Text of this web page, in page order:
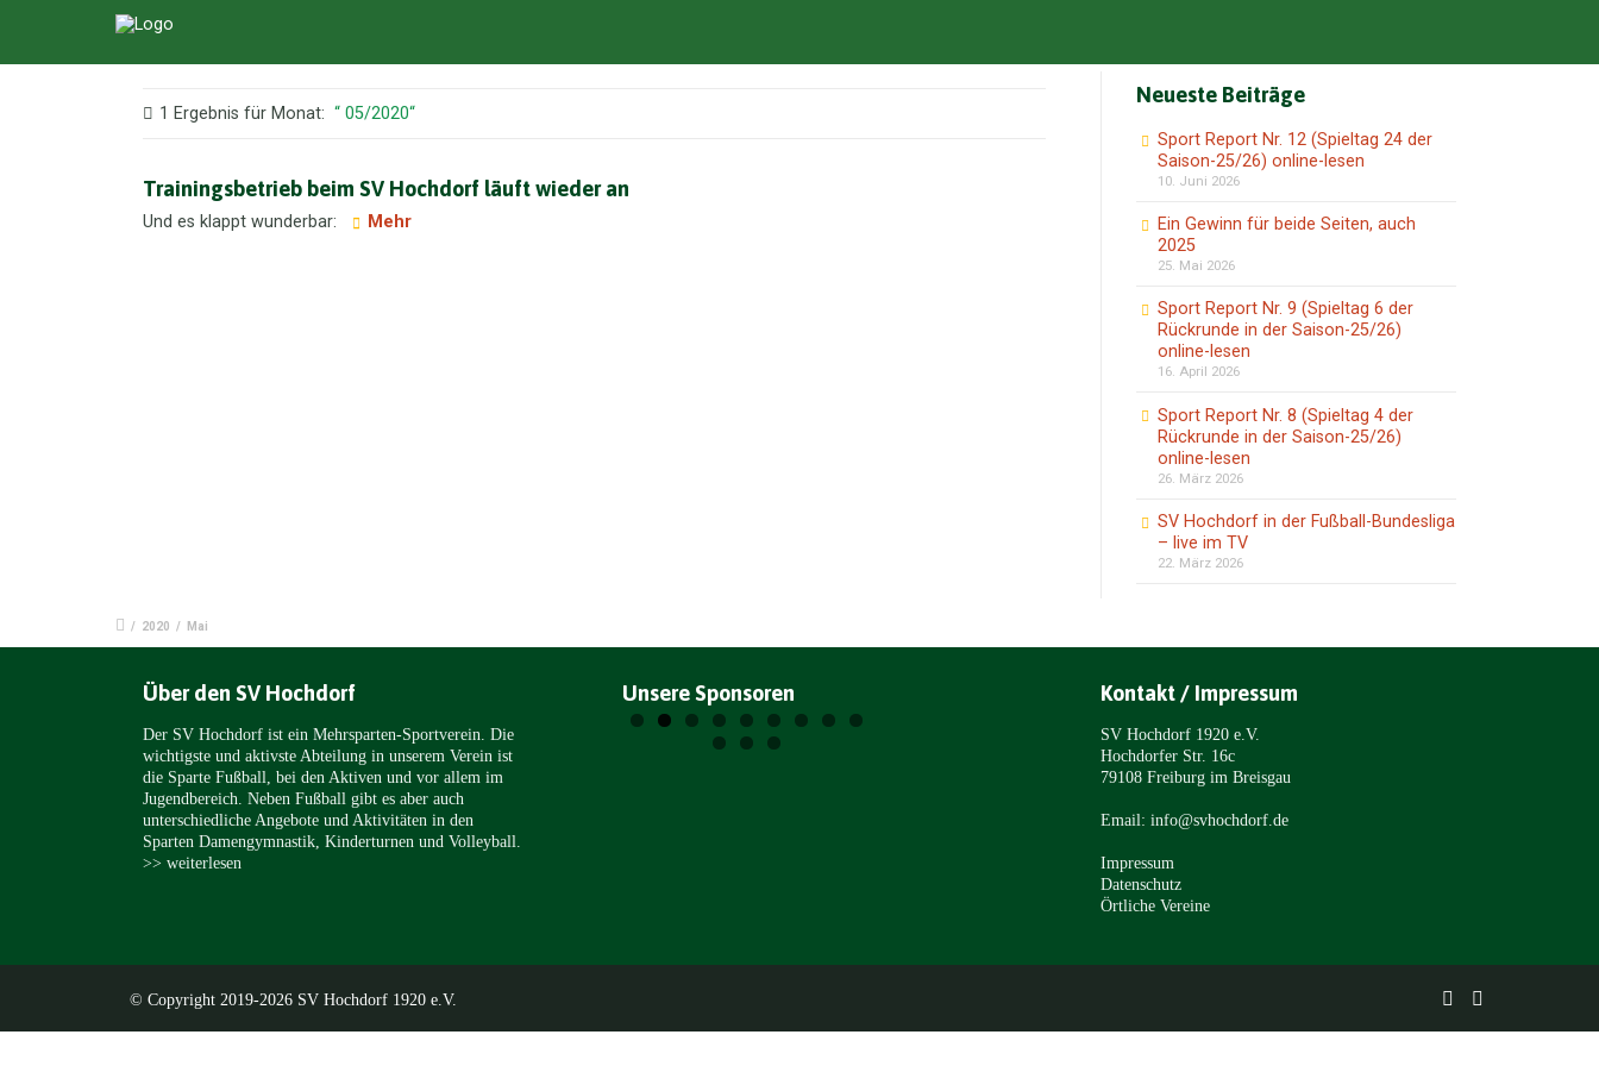
1 Ergebnis für Monat: 05/2020
Trainingsbetrieb beim SV Hochdorf läuft wieder an
Und es klappt wunderbar: Mehr
Neueste Beiträge
Sport Report Nr. 12 (Spieltag 24 der
Saison-25/26) online-lesen
10. Juni 2026
Ein Gewinn für beide Seiten, auch
2025
25. Mai 2026
Sport Report Nr. 9 (Spieltag 6 der
Rückrunde in der Saison-25/26)
online-lesen
16. April 2026
Sport Report Nr. 8 (Spieltag 4 der
Rückrunde in der Saison-25/26)
online-lesen
26. März 2026
SV Hochdorf in der Fußball-Bundesliga
– live im TV
22. März 2026
/ 2020 / Mai
Über den SV Hochdorf
Der SV Hochdorf ist ein Mehrsparten-Sportverein. Die
wichtigste und aktivste Abteilung in unserem Verein ist
die Sparte Fußball, bei den Aktiven und vor allem im
Jugendbereich. Neben Fußball gibt es aber auch
unterschiedliche Angebote und Aktivitäten in den
Sparten Damengymnastik, Kinderturnen und Volleyball.
>> weiterlesen
Unsere Sponsoren Kontakt / Impressum
SV Hochdorf 1920 e.V.
Hochdorfer Str. 16c
79108 Freiburg im Breisgau
Email: info@svhochdorf.de
Impressum
Datenschutz
Örtliche Vereine
© Copyright 2019-2026 SV Hochdorf 1920 e.V.